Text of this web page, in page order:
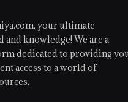
your ultimate
knowledge! We are a
dedicated to providing
access to a world of